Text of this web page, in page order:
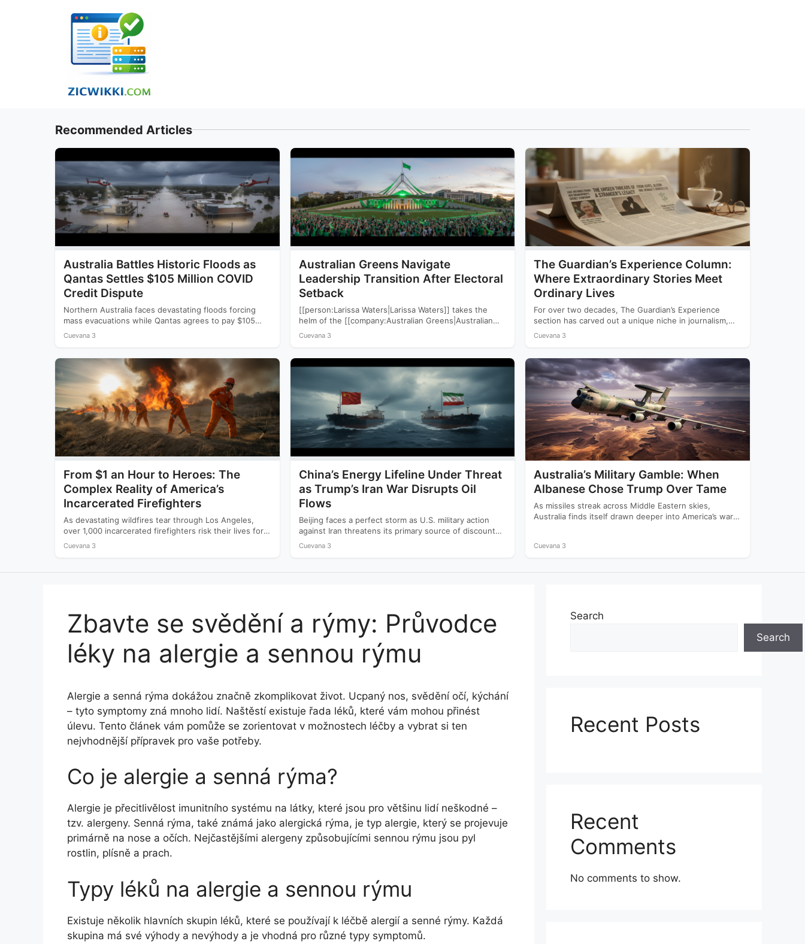
Recommended Articles
Australia Battles Historic Floods as
Qantas Settles $105 Million COVID
Credit Dispute
Northern Australia faces devastating floods forcing
mass evacuations while Qantas agrees to pay $105
million to settle a…
Cuevana 3
Australian Greens Navigate
Leadership Transition After Electoral
Setback
[[person:Larissa Waters|Larissa Waters]] takes the
helm of the [[company:Australian Greens|Australian
Greens]] following a devastating 2025 election that
Cuevana 3
The Guardian’s Experience Column:
Where Extraordinary Stories Meet
Ordinary Lives
For over two decades, The Guardian’s Experience
section has carved out a unique niche in journalism,
offering readers…
Cuevana 3
From $1 an Hour to Heroes: The
Complex Reality of America’s
Incarcerated Firefighters
As devastating wildfires tear through Los Angeles,
over 1,000 incarcerated firefighters risk their lives for
as little as…
Cuevana 3
China’s Energy Lifeline Under Threat
as Trump’s Iran War Disrupts Oil
Flows
Beijing faces a perfect storm as U.S. military action
against Iran threatens its primary source of discounted
crude…
Cuevana 3
Australia’s Military Gamble: When
Albanese Chose Trump Over Tame
As missiles streak across Middle Eastern skies,
Australia finds itself drawn deeper into America’s war
Cuevana 3
Zbavte se svědění a rýmy: Průvodce
léky na alergie a sennou rýmu
Alergie a senná rýma dokážou značně zkomplikovat život. Ucpaný nos, svědění očí, kýchání
– tyto symptomy zná mnoho lidí. Naštěstí existuje řada léků, které vám mohou přinést
úlevu. Tento článek vám pomůže se zorientovat v možnostech léčby a vybrat si ten
nejvhodnější přípravek pro vaše potřeby.
Co je alergie a senná rýma?
Alergie je přecitlivělost imunitního systému na látky, které jsou pro většinu lidí neškodné –
tzv. alergeny. Senná rýma, také známá jako alergická rýma, je typ alergie, který se projevuje
primárně na nose a očích. Nejčastějšími alergeny způsobujícími sennou rýmu jsou pyl
rostlin, plísně a prach.
Typy léků na alergie a sennou rýmu
Existuje několik hlavních skupin léků, které se používají k léčbě alergií a senné rýmy. Každá
skupina má své výhody a nevýhody a je vhodná pro různé typy symptomů.
Search
Search
Recent Posts
Recent
Comments
No comments to show.